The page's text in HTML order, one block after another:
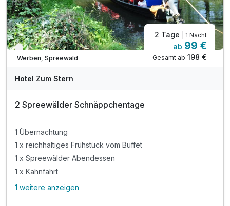
Verfügbar bis Dezember
Werben, Spreewald
2 Tage | 1 Nacht
ab 99 €
Gesamt ab 198 €
Hotel Zum Stern
2 Spreewälder Schnäppchentage
1 Übernachtung
1 x reichhaltiges Frühstück vom Buffet
1 x Spreewälder Abendessen
1 x Kahnfahrt
Alle Inklusivleistungen
1 weitere anzeigen